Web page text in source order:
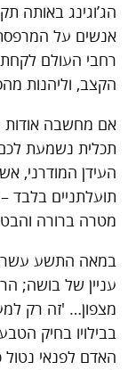
הג’וגינג באותה
אנשים על
רחבי העולם
הקצב, וליהנות
אם מחשבה אודות
תכלית נשמעת
העידן המודרני,
תועלתניים בלבד
מטרה ברורה
במאה התשע
עניין של בושה;
מצפון… 'זה רק
בבילויו בחיק
האדם לפנאי נטול